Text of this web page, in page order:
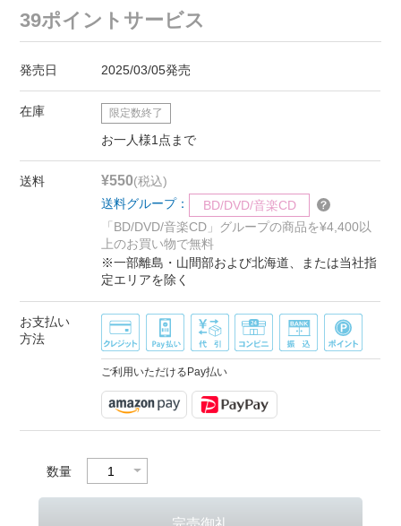
39ポイントサービス
発売日 2025/03/05発売
在庫 限定数終了
お一人様1点まで
送料 ¥550(税込)
送料グループ：
BD/DVD/音楽CD
「BD/DVD/音楽CD」グループの商品を¥4,400以
上のお買い物で無料
※一部離島・山間部および北海道、または当社指
定エリアを除く
お支払い
方法
ご利用いただけるPay払い
数量